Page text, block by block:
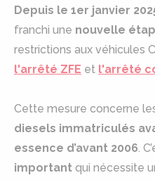
Depuis le 1er janvier
franchi une nouvelle
restrictions aux véhicules
l'arrêté ZFE et l'arrêté
Cette mesure concerne
diesels immatriculés
essence d’avant 2006.
important qui nécessite